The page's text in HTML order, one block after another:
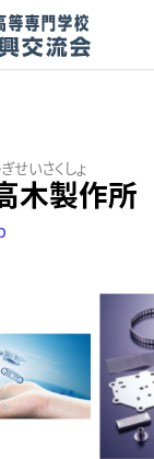
木製作所
せいさくしょ